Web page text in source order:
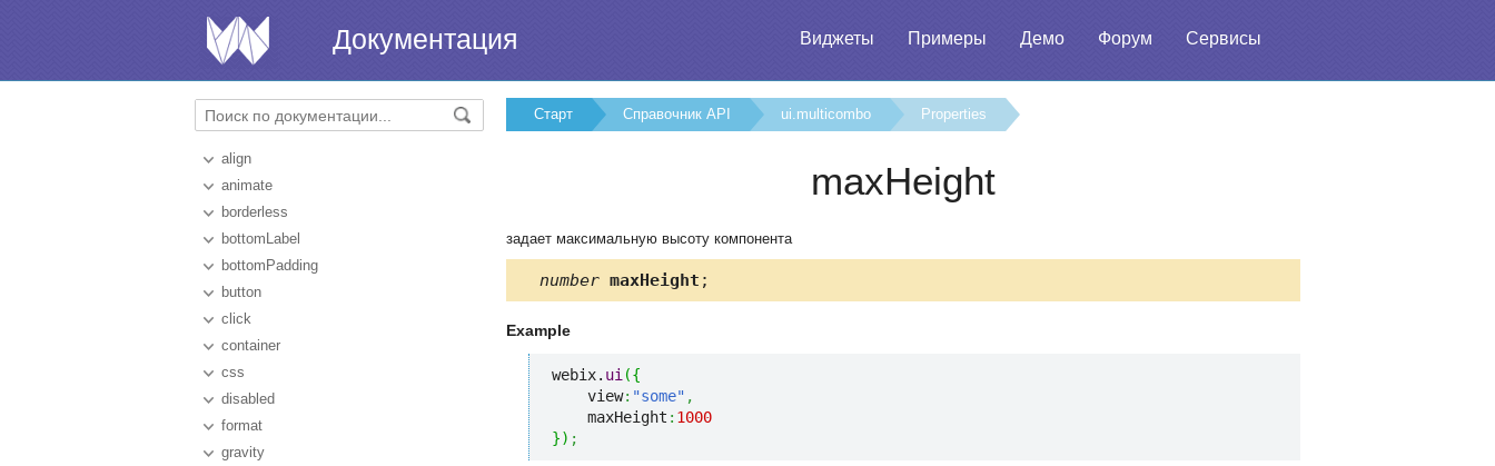
Виджеты Примеры Демо Форум Сервисы
Документация
align
animate
borderless
bottomLabel
bottomPadding
button
click
container
css
disabled
format
gravity
Старт Справочник API ui.multicombo Properties
maxHeight
задает максимальную высоту компонента
number maxHeight ;
Example
webix. ui ({
    view
: "some" ,
    maxHeight
: 1000
}) ;